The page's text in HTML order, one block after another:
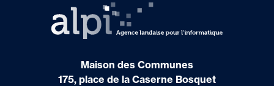
Maison des Communes
175, place de la Caserne Bosquet